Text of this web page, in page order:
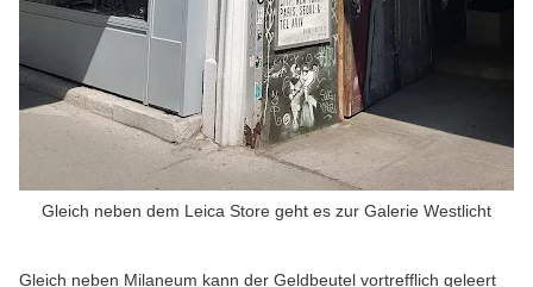
Gleich neben dem Leica Store geht es zur Galerie Westlicht
Gleich neben Milaneum kann der Geldbeutel vortrefflich geleert